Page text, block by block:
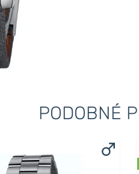
PODOBNÉ